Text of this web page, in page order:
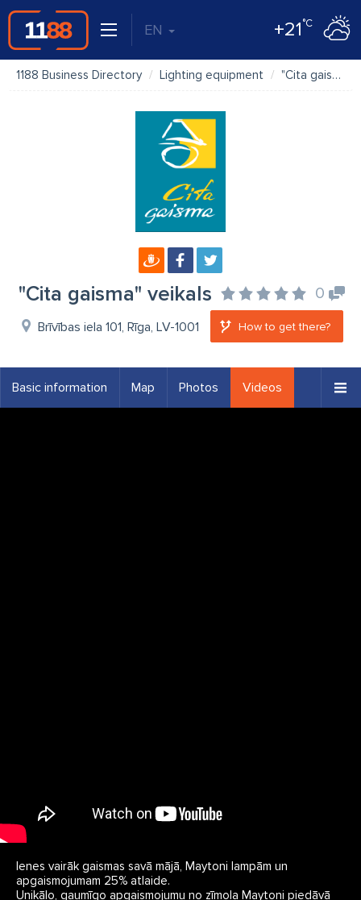
EN +21°C
1188 Business Directory Lighting equipment "Cita gaisma" veikals
"Cita gaisma" veikals 0
Brīvības iela 101, Rīga, LV-1001 How to get there?
Basic information Map Photos Videos
Ienes vairāk gaismas savā mājā, Maytoni lampām un
apgaismojumam 25% atlaide.
Unikālo, gaumīgo apgaismojumu no zīmola Maytoni piedāvā